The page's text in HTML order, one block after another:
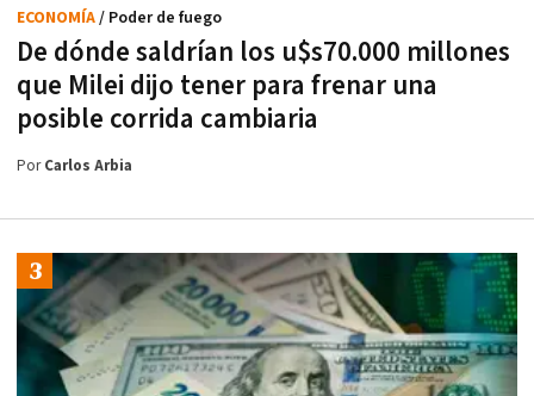
De dónde saldrían los u$s70.000 millones
que Milei dijo tener para frenar una
posible corrida cambiaria
ECONOMÍA/ Poder de fuego
PorCarlos Arbia